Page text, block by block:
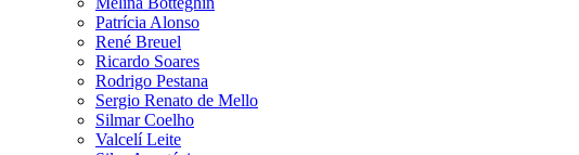
Patrícia Alonso
René Breuel
Ricardo Soares
Rodrigo Pestana
Sergio Renato de Mello
Silmar Coelho
Valcelí Leite